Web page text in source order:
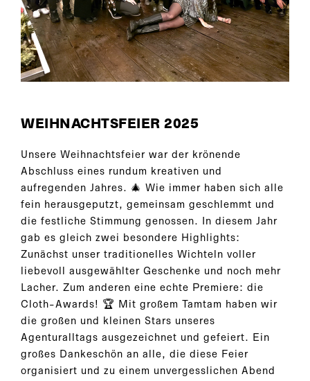
WEIHNACHTSFEIER 2025
Unsere Weihnachtsfeier war der krönende
Abschluss eines rundum kreativen und
aufregenden Jahres. 🎄 Wie immer haben sich alle
fein herausgeputzt, gemeinsam geschlemmt und
die festliche Stimmung genossen. In diesem Jahr
gab es gleich zwei besondere Highlights:
Zunächst unser traditionelles Wichteln voller
liebevoll ausgewählter Geschenke und noch mehr
Lacher. Zum anderen eine echte Premiere: die
Cloth-Awards! 🏆 Mit großem Tamtam haben wir
die großen und kleinen Stars unseres
Agenturalltags ausgezeichnet und gefeiert. Ein
großes Dankeschön an alle, die diese Feier
organisiert und zu einem unvergesslichen Abend